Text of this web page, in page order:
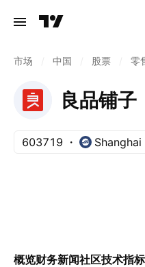
市场 中国 股票 零
良品铺子
603719
概览财务新闻社区技术指标